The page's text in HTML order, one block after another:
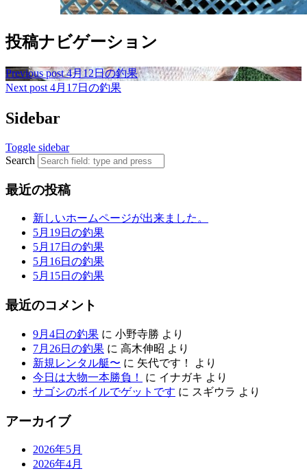
投稿ナビゲーション
Previous post 4月12日の釣果
Next post 4月17日の釣果
Sidebar
Toggle sidebar
Search
最近の投稿
新しいホームページが出来ました。
5月19日の釣果
5月17日の釣果
5月16日の釣果
5月15日の釣果
最近のコメント
9月4日の釣果 に 小野寺勝 より
7月26日の釣果 に 高木伸昭 より
新規レンタル艇〜 に 矢代です！
より
今日は大物一本勝負！
に イナガキ より
サゴシのボイルでゲットです に スギウラ より
アーカイブ
2026年5月
2026年4月